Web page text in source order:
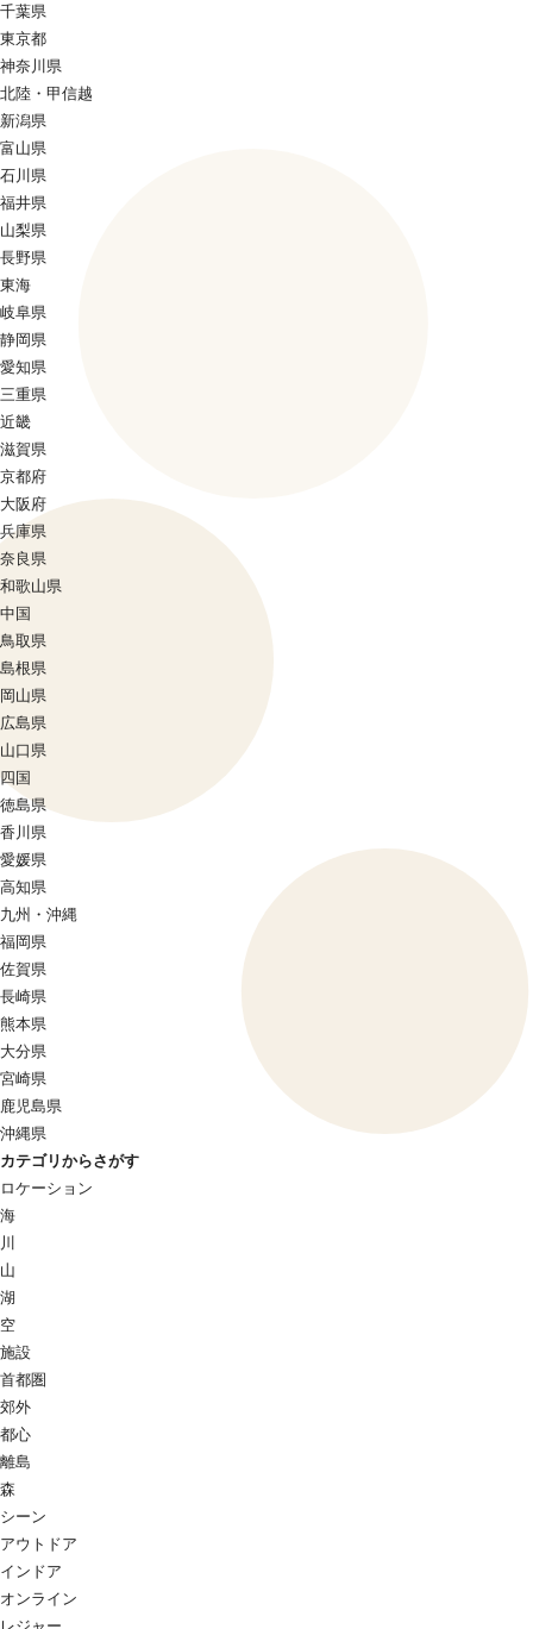
千葉県
東京都
神奈川県
北陸・甲信越
新潟県
富山県
石川県
福井県
山梨県
長野県
東海
岐阜県
静岡県
愛知県
三重県
近畿
滋賀県
京都府
大阪府
兵庫県
奈良県
和歌山県
中国
鳥取県
島根県
岡山県
広島県
山口県
四国
徳島県
香川県
愛媛県
高知県
九州・沖縄
福岡県
佐賀県
長崎県
熊本県
大分県
宮崎県
鹿児島県
沖縄県
カテゴリからさがす
ロケーション
海
川
山
湖
空
施設
首都圏
郊外
都心
離島
森
シーン
アウトドア
インドア
オンライン